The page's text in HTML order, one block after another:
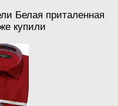
Белая приталенная
купили